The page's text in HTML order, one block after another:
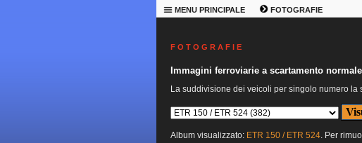
MENU PRINCIPALE FOTOGRAFIE
F O T O G R A F I E
Immagini ferroviarie a scartamento normale
La suddivisione dei veicoli per singolo numero la
Album visualizzato: ETR 150 / ETR 524. Per